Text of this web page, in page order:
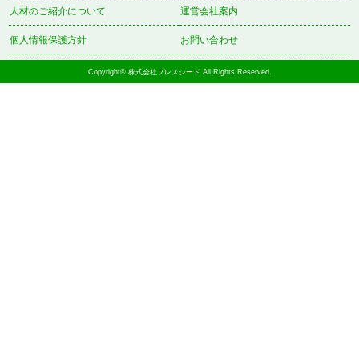
人材のご紹介について 運営会社案内
個人情報保護方針 お問い合わせ
Copyright© 株式会社プレスシード All Rights Reserved.